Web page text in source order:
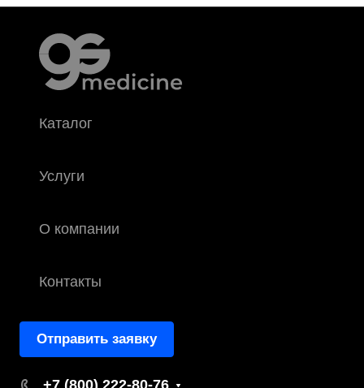
Каталог
Услуги
О компании
Контакты
Отправить заявку